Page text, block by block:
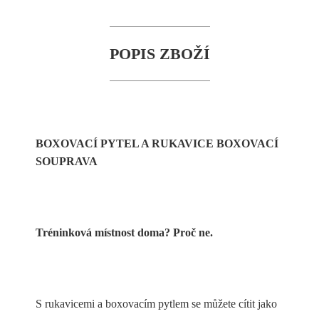
POPIS ZBOŽÍ
BOXOVACÍ PYTEL A RUKAVICE BOXOVACÍ
SOUPRAVA
Tréninková místnost doma? Proč ne.
S rukavicemi a boxovacím pytlem se můžete cítit jako